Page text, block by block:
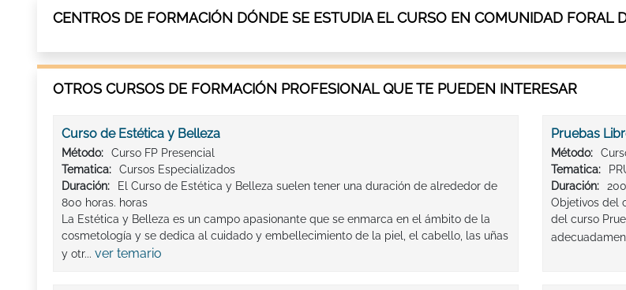
CENTROS DE FORMACIÓN DÓNDE SE ESTUDIA EL CURSO EN COMUNIDAD FORAL
OTROS CURSOS DE FORMACIÓN PROFESIONAL QUE TE PUEDEN INTERESAR
Curso de Estética y Belleza
Método:
Curso FP Presencial
Tematica:
Cursos Especializados
Duración:
El Curso de Estética y Belleza suelen tener una duración de alrededor de
800 horas. horas
La Estética y Belleza es un campo apasionante que se enmarca en el ámbito de la
cosmetología y se dedica al cuidado y embellecimiento de la piel, el cabello, las uñas
y otr... ver temario
Pruebas
Método:
Tematica:
Duración:
Objetivos del
del curso